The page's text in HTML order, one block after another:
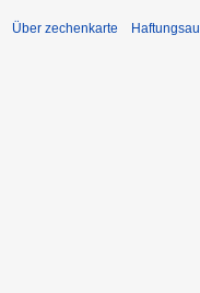
Über zechenkarte